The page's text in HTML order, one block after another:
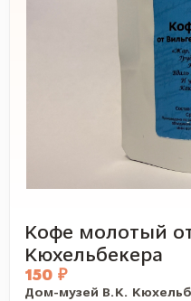
Кофе молотый
Кюхельбекера
150 ₽
Дом-музей В.К.